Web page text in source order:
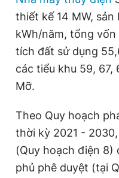
thiết kế 14 MW,
kWh/năm, tổng
tích đất sử dụng
các tiểu khu 59, 67,
Mỡ.
Theo Quy hoạch
thời kỳ 2021 -
(Quy hoạch điện 8)
phủ phê duyệt (tại